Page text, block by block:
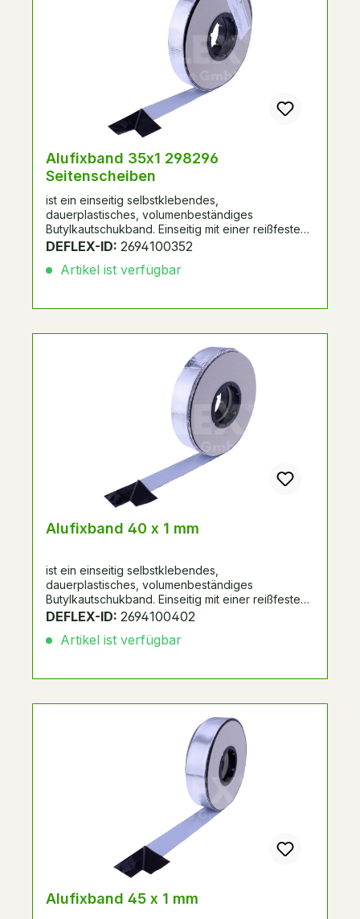
Alufixband 35x1 298296
Seitenscheiben
ist ein einseitig selbstklebendes,
dauerplastisches, volumenbeständiges
Butylkautschukband. Einseitig mit einer reißfesten
Kunststoff-Aluminiumverbundfolie kaschiert. UV-
Alternative zu Systemnummer 298296, 288046,
DEFLEX-ID: 2694100352
Artikel ist verfügbar
Alufixband 40 x 1 mm
ist ein einseitig selbstklebendes,
dauerplastisches, volumenbeständiges
Butylkautschukband. Einseitig mit einer reißfesten
Kunststoff-Aluminiumverbundfolie kaschiert. UV-
Alternative zu Systemnummer 298265, 288047,
DEFLEX-ID: 2694100402
Artikel ist verfügbar
Alufixband 45 x 1 mm